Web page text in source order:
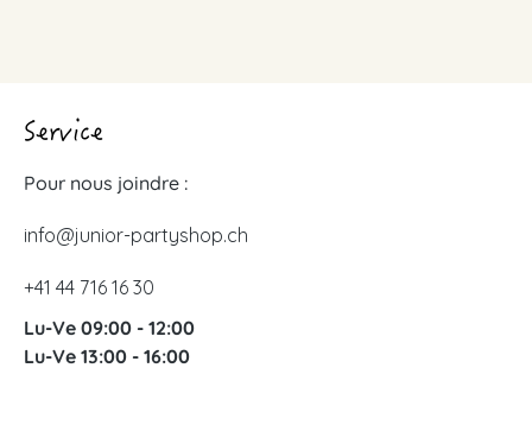
Service
Pour nous joindre :
info@junior-partyshop.ch
+41 44 716 16 30
Lu-Ve 09:00 - 12:00
Lu-Ve 13:00 - 16:00